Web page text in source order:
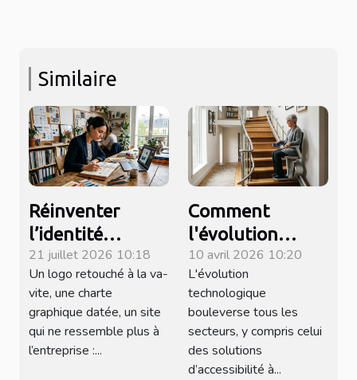
Similaire
Réinventer
l’identité
visuelle : quand
le design
raconte votre
histoire
21 juillet 2026 10:18
Un logo retouché à la va-
vite, une charte
graphique datée, un site
qui ne ressemble plus à
l’entreprise :...
Comment
l'évolution
technologique
influence-t-elle
les monte-
escaliers
modernes ?
10 avril 2026 10:20
L'évolution
technologique
bouleverse tous les
secteurs, y compris celui
des solutions
d’accessibilité à...